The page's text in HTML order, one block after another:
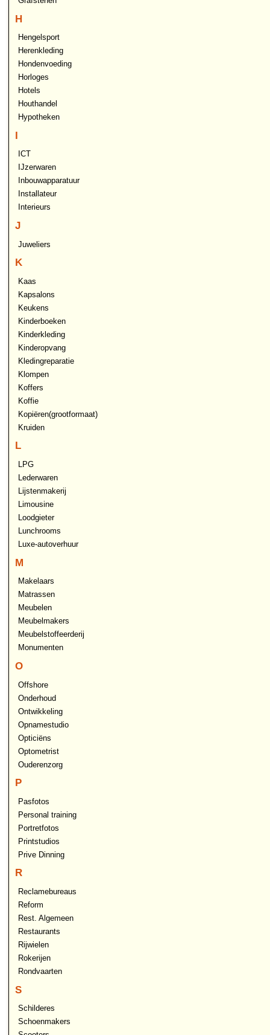
H
Hengelsport
Herenkleding
Hondenvoeding
Horloges
Hotels
Houthandel
Hypotheken
I
ICT
IJzerwaren
Inbouwapparatuur
Installateur
Interieurs
J
Juweliers
K
Kaas
Kapsalons
Keukens
Kinderboeken
Kinderkleding
Kinderopvang
Kledingreparatie
Klompen
Koffers
Koffie
Kopiëren(grootformaat)
Kruiden
L
LPG
Lederwaren
Lijstenmakerij
Limousine
Loodgieter
Lunchrooms
Luxe-autoverhuur
M
Makelaars
Matrassen
Meubelen
Meubelmakers
Meubelstoffeerderij
Monumenten
O
Offshore
Onderhoud
Ontwikkeling
Opnamestudio
Opticiëns
Optometrist
Ouderenzorg
P
Pasfotos
Personal training
Portretfotos
Printstudios
Prive Dinning
R
Reclamebureaus
Reform
Rest. Algemeen
Restaurants
Rijwielen
Rokerijen
Rondvaarten
S
Schilderes
Schoenmakers